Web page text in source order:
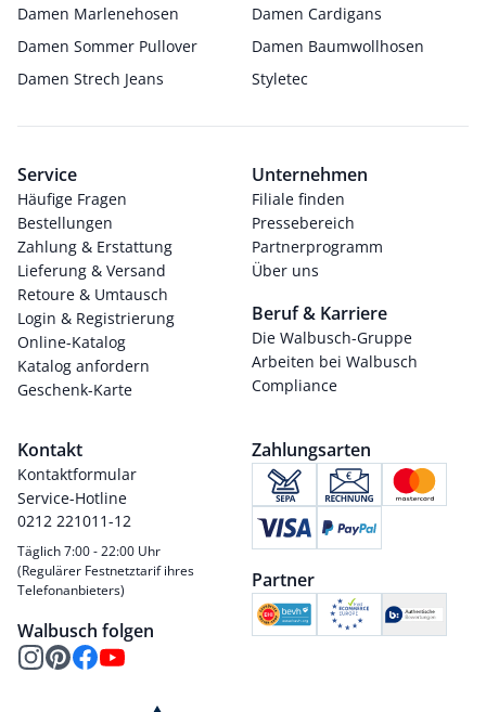
Damen Marlenehosen
Damen Cardigans
Damen Sommer Pullover
Damen Baumwollhosen
Damen Strech Jeans
Styletec
Service
Häufige Fragen
Bestellungen
Zahlung & Erstattung
Lieferung & Versand
Retoure & Umtausch
Login & Registrierung
Online-Katalog
Katalog anfordern
Geschenk-Karte
Unternehmen
Filiale finden
Pressebereich
Partnerprogramm
Über uns
Beruf & Karriere
Die Walbusch-Gruppe
Arbeiten bei Walbusch
Compliance
Kontakt
Kontaktformular
Service-Hotline
0212 221011-12
Täglich 7:00 - 22:00 Uhr
(Regulärer Festnetztarif ihres
Telefonanbieters)
Walbusch folgen
Zahlungsarten
Partner